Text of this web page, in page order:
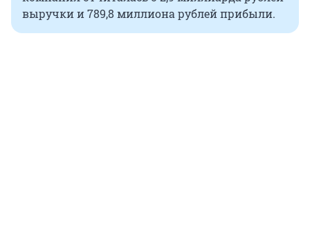
выручки и 789,8 миллиона рублей прибыли.